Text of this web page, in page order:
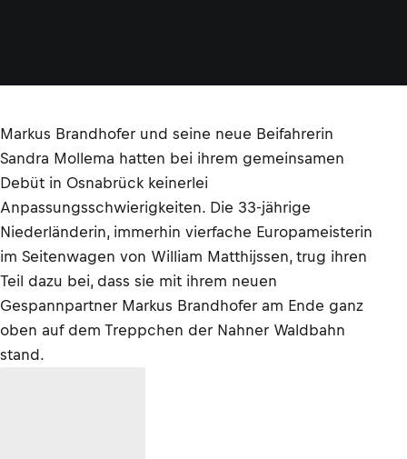
Markus Brandhofer und seine neue Beifahrerin
Sandra Mollema hatten bei ihrem gemeinsamen
Debüt in Osnabrück keinerlei
Anpassungsschwierigkeiten. Die 33-jährige
Niederländerin, immerhin vierfache Europameisterin
im Seitenwagen von William Matthijssen, trug ihren
Teil dazu bei, dass sie mit ihrem neuen
Gespannpartner Markus Brandhofer am Ende ganz
oben auf dem Treppchen der Nahner Waldbahn
stand.